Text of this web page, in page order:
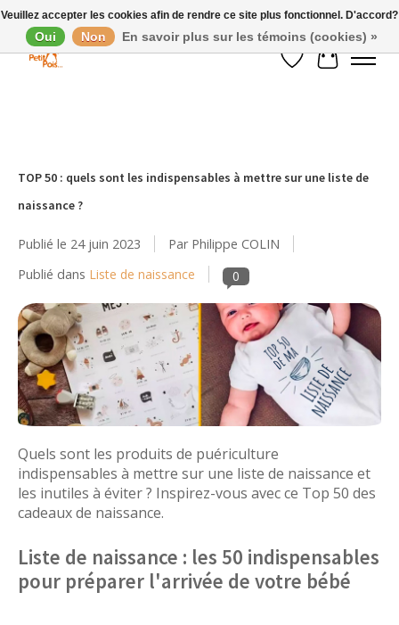
Liste de souhaits
Panier
TOP 50 : quels sont les indispensables à mettre sur une liste de
naissance ?
Publié le 24 juin 2023
Par Philippe COLIN
Publié dans Liste de naissance 0
Quels sont les produits de puériculture
indispensables à mettre sur une liste de naissance et
les inutiles à éviter ? Inspirez-vous avec ce Top 50 des
cadeaux de naissance.
Liste de naissance : les 50 indispensables
pour préparer l'arrivée de votre bébé
Veuillez accepter les cookies afin de rendre ce site plus fonctionnel. D'accord?
Oui Non En savoir plus sur les témoins (cookies) »